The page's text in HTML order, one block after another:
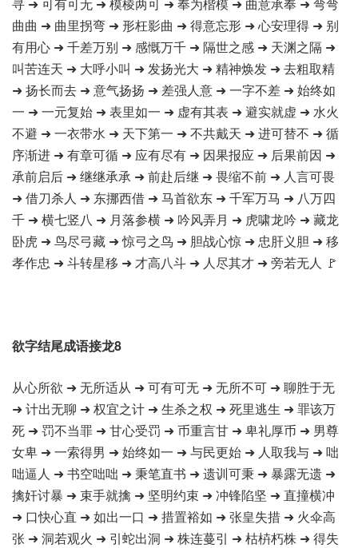
曲曲 ➜ 曲里拐弯 ➜ 形枉影曲 ➜ 得意忘形 ➜ 心安理得 ➜ 别
有用心 ➜ 千差万别 ➜ 感慨万千 ➜ 隔世之感 ➜ 天渊之隔 ➜
叫苦连天 ➜ 大呼小叫 ➜ 发扬光大 ➜ 精神焕发 ➜ 去粗取精
➜ 扬长而去 ➜ 意气扬扬 ➜ 差强人意 ➜ 一字不差 ➜ 始终如
一 ➜ 一元复始 ➜ 表里如一 ➜ 虚有其表 ➜ 避实就虚 ➜ 水火
不避 ➜ 一衣带水 ➜ 天下第一 ➜ 不共戴天 ➜ 进可替不 ➜ 循
序渐进 ➜ 有章可循 ➜ 应有尽有 ➜ 因果报应 ➜ 后果前因 ➜
承前启后 ➜ 继继承承 ➜ 前赴后继 ➜ 畏缩不前 ➜ 人言可畏
➜ 借刀杀人 ➜ 东挪西借 ➜ 马首欲东 ➜ 千军万马 ➜ 八万四
千 ➜ 横七竖八 ➜ 月落参横 ➜ 吟风弄月 ➜ 虎啸龙吟 ➜ 藏龙
卧虎 ➜ 鸟尽弓藏 ➜ 惊弓之鸟 ➜ 胆战心惊 ➜ 忠肝义胆 ➜ 移
孝作忠 ➜ 斗转星移 ➜ 才高八斗 ➜ 人尽其才 ➜ 旁若无人 🚩
欲字结尾成语接龙8
从心所欲 ➜ 无所适从 ➜ 可有可无 ➜ 无所不可 ➜ 聊胜于无
➜ 计出无聊 ➜ 权宜之计 ➜ 生杀之权 ➜ 死里逃生 ➜ 罪该万
死 ➜ 罚不当罪 ➜ 甘心受罚 ➜ 币重言甘 ➜ 卑礼厚币 ➜ 男尊
女卑 ➜ 一索得男 ➜ 始终如一 ➜ 与民更始 ➜ 人取我与 ➜ 咄
咄逼人 ➜ 书空咄咄 ➜ 秉笔直书 ➜ 遗训可秉 ➜ 暴露无遗 ➜
擒奸讨暴 ➜ 束手就擒 ➜ 坚明约束 ➜ 冲锋陷坚 ➜ 直撞横冲
➜ 口快心直 ➜ 如出一口 ➜ 措置裕如 ➜ 张皇失措 ➜ 火伞高
张 ➜ 洞若观火 ➜ 引蛇出洞 ➜ 株连蔓引 ➜ 枯枿朽株 ➜ 得失